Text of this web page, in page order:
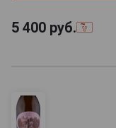
5 400 руб.